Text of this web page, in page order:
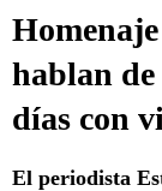
hablan
días con
El periodista